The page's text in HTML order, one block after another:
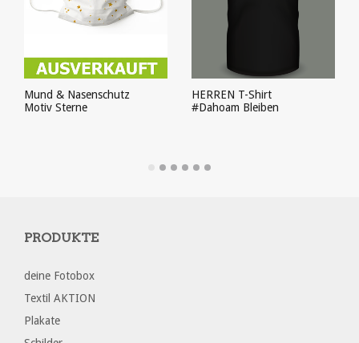
Mund & Nasenschutz
Motiv Sterne
HERREN T-Shirt
#Dahoam Bleiben
PRODUKTE
deine Fotobox
Textil AKTION
Plakate